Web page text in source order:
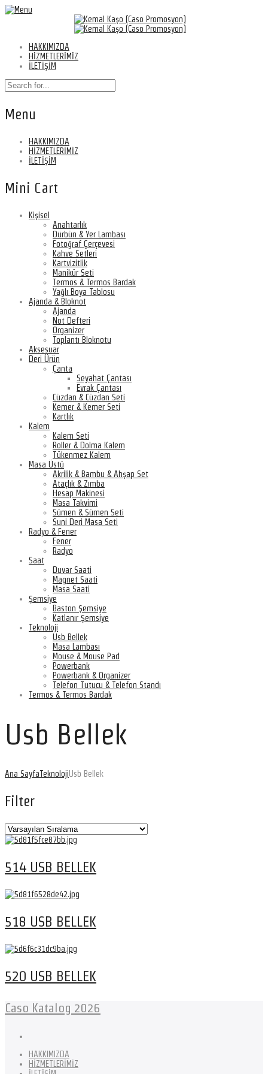
HAKKIMIZDA
HİZMETLERİMİZ
İLETİŞİM
Menu
HAKKIMIZDA
HİZMETLERİMİZ
İLETİŞİM
Mini Cart
Kişisel
Anahtarlık
Dürbün & Yer Lambası
Fotoğraf Çerçevesi
Kahve Setleri
Kartvizitlik
Manikür Seti
Termos & Termos Bardak
Yağlı Boya Tablosu
Ajanda & Bloknot
Ajanda
Not Defteri
Organizer
Toplantı Bloknotu
Aksesuar
Deri Ürün
Çanta
Seyahat Çantası
Evrak Çantası
Cüzdan & Cüzdan Seti
Kemer & Kemer Seti
Kartlık
Kalem
Kalem Seti
Roller & Dolma Kalem
Tükenmez Kalem
Masa Üstü
Akrilik & Bambu & Ahşap Set
Ataçlık & Zımba
Hesap Makinesi
Masa Takvimi
Sümen & Sümen Seti
Suni Deri Masa Seti
Radyo & Fener
Fener
Radyo
Saat
Duvar Saati
Magnet Saati
Masa Saati
Şemsiye
Baston Şemsiye
Katlanır Şemsiye
Teknoloji
Usb Bellek
Masa Lambası
Mouse & Mouse Pad
Powerbank
Powerbank & Organizer
Telefon Tutucu & Telefon Standı
Termos & Termos Bardak
Usb Bellek
Ana SayfaTeknolojiUsb Bellek
Filter
514 USB BELLEK
518 USB BELLEK
520 USB BELLEK
Caso Katalog 2026
HAKKIMIZDA
HİZMETLERİMİZ